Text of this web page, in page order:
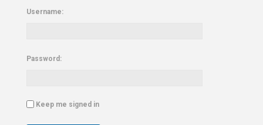
Username:
Password:
Keep me signed in